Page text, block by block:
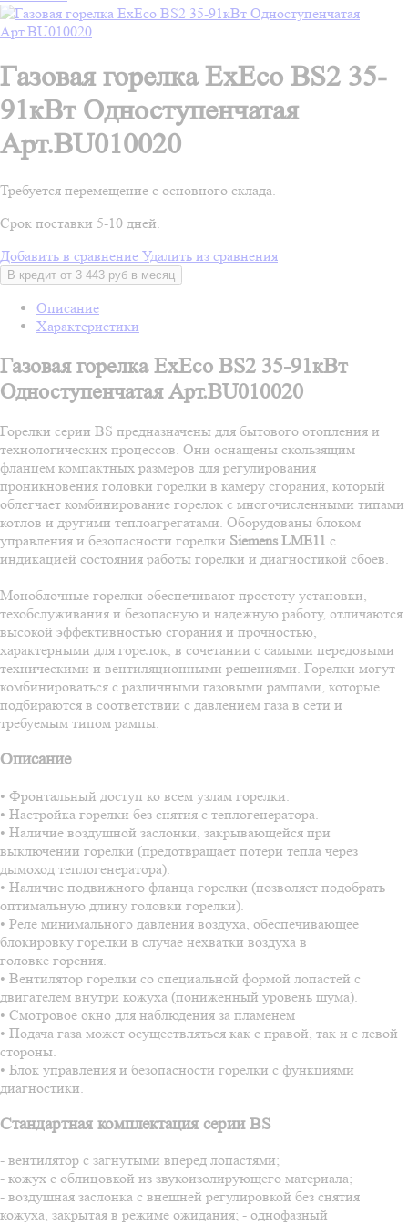
Газовая горелка ExEco BS2 35-
91кВт Одноступенчатая
Арт.BU010020
Требуется перемещение с основного склада.
Срок поставки 5-10 дней.
Добавить в сравнение Удалить из сравнения
В кредит от 3 443 руб в месяц
Описание
Характеристики
Газовая горелка ExEco BS2 35-91кВт
Одноступенчатая Арт.BU010020
Горелки серии BS предназначены для бытового отопления и
технологических процессов. Они оснащены скользящим
фланцем компактных размеров для регулирования
проникновения головки горелки в камеру сгорания, который
облегчает комбинирование горелок с многочисленными типами
котлов и другими теплоагрегатами. Оборудованы блоком
управления и безопасности горелки Siemens LME11 с
индикацией состояния работы горелки и диагностикой сбоев.
Моноблочные горелки обеспечивают простоту установки,
техобслуживания и безопасную и надежную работу, отличаются
высокой эффективностью сгорания и прочностью,
характерными для горелок, в сочетании с самыми передовыми
техническими и вентиляционными решениями. Горелки могут
комбинироваться с различными газовыми рампами, которые
подбираются в соответствии с давлением газа в сети и
требуемым типом рампы.
Описание
• Фронтальный доступ ко всем узлам горелки.
• Настройка горелки без снятия с теплогенератора.
• Наличие воздушной заслонки, закрывающейся при
выключении горелки (предотвращает потери тепла через
дымоход теплогенератора).
• Наличие подвижного фланца горелки (позволяет подобрать
оптимальную длину головки горелки).
• Реле минимального давления воздуха, обеспечивающее
блокировку горелки в случае нехватки воздуха в
головке горения.
• Вентилятор горелки со специальной формой лопастей с
двигателем внутри кожуха (пониженный уровень шума).
• Смотровое окно для наблюдения за пламенем
• Подача газа может осуществляться как с правой, так и с левой
стороны.
• Блок управления и безопасности горелки с функциями
диагностики.
Стандартная комплектация серии BS
- вентилятор с загнутыми вперед лопастями;
- кожух с облицовкой из звукоизолирующего материала;
- воздушная заслонка с внешней регулировкой без снятия
кожуха, закрытая в режиме ожидания; - однофазный